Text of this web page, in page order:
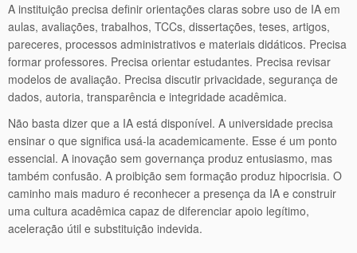
A instituição precisa definir orientações claras sobre uso de IA em
aulas, avaliações, trabalhos, TCCs, dissertações, teses, artigos,
pareceres, processos administrativos e materiais didáticos. Precisa
formar professores. Precisa orientar estudantes. Precisa revisar
modelos de avaliação. Precisa discutir privacidade, segurança de
dados, autoria, transparência e integridade acadêmica.
Não basta dizer que a IA está disponível. A universidade precisa
ensinar o que significa usá-la academicamente. Esse é um ponto
essencial. A inovação sem governança produz entusiasmo, mas
também confusão. A proibição sem formação produz hipocrisia. O
caminho mais maduro é reconhecer a presença da IA e construir
uma cultura acadêmica capaz de diferenciar apoio legítimo,
aceleração útil e substituição indevida.